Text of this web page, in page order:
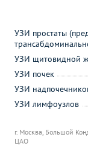
г. Москва, Большой
ЦАО
УЗИ простаты
УЗИ щитовидной
УЗИ почек
УЗИ
УЗИ лимфоузлов